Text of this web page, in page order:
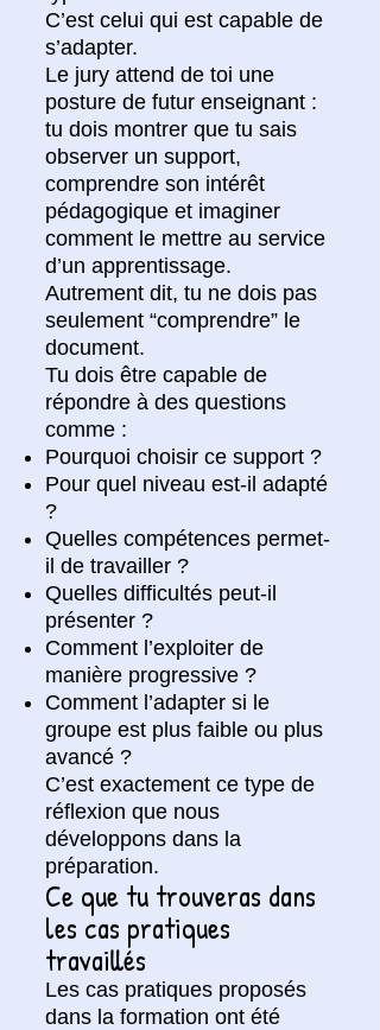
C’est celui qui est capable de
s’adapter.
Le jury attend de toi une
posture de futur enseignant :
tu dois montrer que tu sais
observer un support,
comprendre son intérêt
pédagogique et imaginer
comment le mettre au service
d’un apprentissage.
Autrement dit, tu ne dois pas
seulement “comprendre” le
document.
Tu dois être capable de
répondre à des questions
comme :
Pourquoi choisir ce support ?
Pour quel niveau est-il adapté
?
Quelles compétences permet-
il de travailler ?
Quelles difficultés peut-il
présenter ?
Comment l’exploiter de
manière progressive ?
Comment l’adapter si le
groupe est plus faible ou plus
avancé ?
C’est exactement ce type de
réflexion que nous
développons dans la
préparation.
Ce que tu trouveras dans
les cas pratiques
travaillés
Les cas pratiques proposés
dans la formation ont été